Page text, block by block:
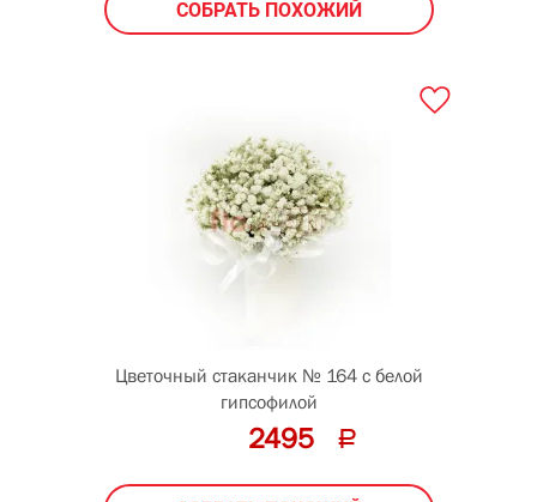
СОБРАТЬ ПОХОЖИЙ
Цветочный стаканчик № 164 с белой
гипсофилой
2495